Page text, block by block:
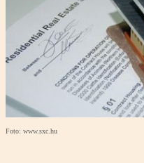
Foto: www.sxc.hu